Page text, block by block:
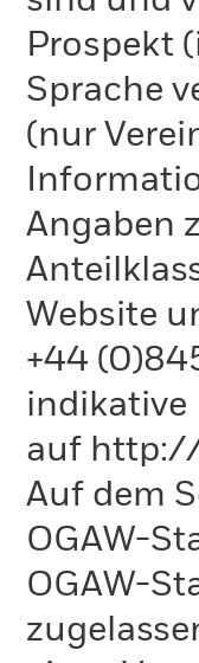
Prospekt
Sprache
(nur
Angaben
Website
+44
indikative
auf
Auf dem
OGAW-
OGAW-